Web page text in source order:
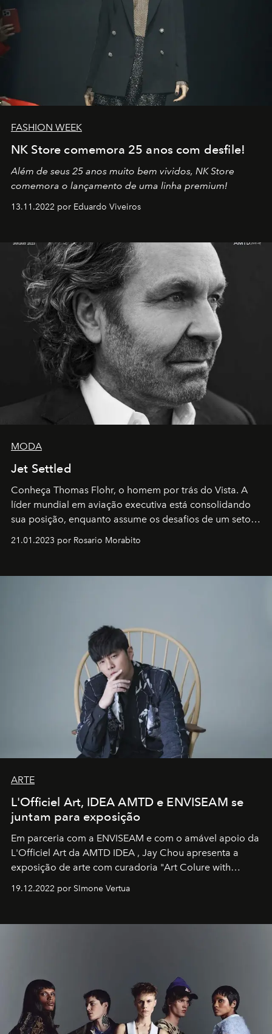
FASHION WEEK
NK Store comemora 25 anos com desfile!
Além de seus 25 anos muito bem vividos, NK Store
comemora o lançamento de uma linha premium!
13.11.2022 por Eduardo Viveiros
MODA
Jet Settled
Conheça Thomas Flohr, o homem por trás do Vista. A
líder mundial em aviação executiva está consolidando
sua posição, enquanto assume os desafios de um setor
em rápida evolução e redefinindo o conceito de luxo
21.01.2023 por Rosario Morabito
ARTE
L'Officiel Art, IDEA AMTD e ENVISEAM se
juntam para exposição
Em parceria com a ENVISEAM e com o amável apoio da
L'Officiel Art da AMTD IDEA , Jay Chou apresenta a
exposição de arte com curadoria "Art Colure with
19.12.2022 por SImone Vertua